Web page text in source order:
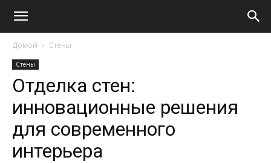
Домой Стены
Стены
Отделка стен:
инновационные решения
для современного
интерьера